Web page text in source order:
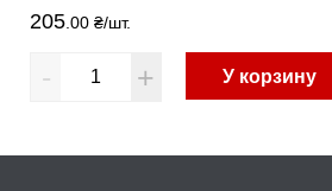
205 .00 ₴/шт.
- + У корзину